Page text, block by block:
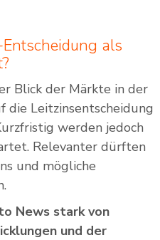
als
Blick der Märkte in der
die Leitzinsentscheidung
werden jedoch
Relevanter dürften
und mögliche
News stark von
und der